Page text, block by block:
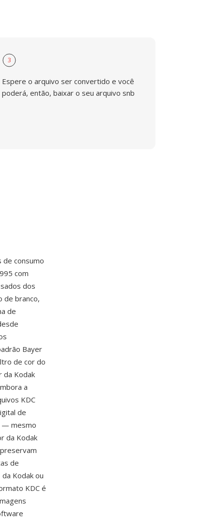
3
Espere o arquivo ser convertido e você
poderá, então, baixar o seu arquivo snb
de consumo
com
dos
de branco,
de
Bayer
de cor do
da Kodak
a
KDC
de
— mesmo
da Kodak
de
Kodak ou
KDC é